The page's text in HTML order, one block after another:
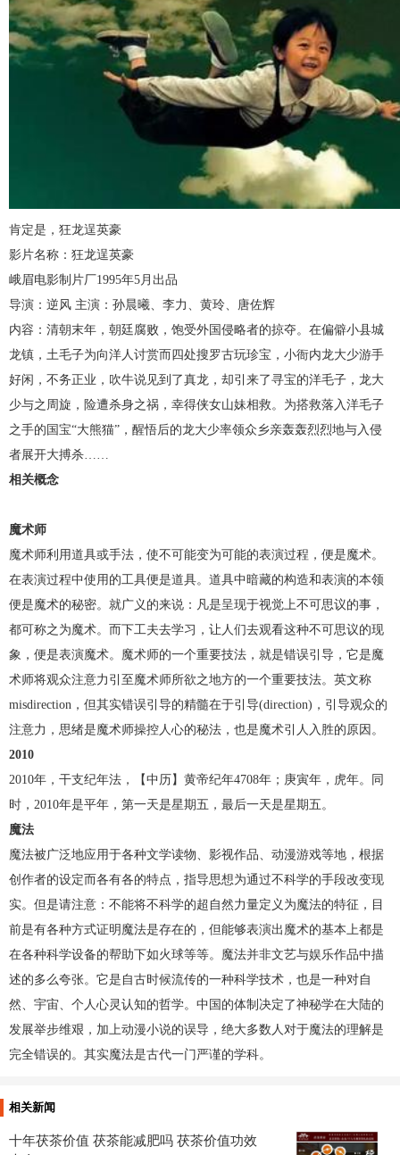
肯定是，狂龙逞英豪
影片名称：狂龙逞英豪
峨眉电影制片厂1995年5月出品
导演：逆风 主演：孙晨曦、李力、黄玲、唐佐辉
内容：清朝末年，朝廷腐败，饱受外国侵略者的掠夺。在偏僻小县城
龙镇，土毛子为向洋人讨赏而四处搜罗古玩珍宝，小衙内龙大少游手
好闲，不务正业，吹牛说见到了真龙，却引来了寻宝的洋毛子，龙大
少与之周旋，险遭杀身之祸，幸得侠女山妹相救。为搭救落入洋毛子
之手的国宝“大熊猫”，醒悟后的龙大少率领众乡亲轰轰烈烈地与入侵
者展开大搏杀……
相关概念
魔术师
魔术师利用道具或手法，使不可能变为可能的表演过程，便是魔术。
在表演过程中使用的工具便是道具。道具中暗藏的构造和表演的本领
便是魔术的秘密。就广义的来说：凡是呈现于视觉上不可思议的事，
都可称之为魔术。而下工夫去学习，让人们去观看这种不可思议的现
象，便是表演魔术。魔术师的一个重要技法，就是错误引导，它是魔
术师将观众注意力引至魔术师所欲之地方的一个重要技法。英文称
misdirection，但其实错误引导的精髓在于引导(direction)，引导观众的
注意力，思绪是魔术师操控人心的秘法，也是魔术引人入胜的原因。
2010
2010年，干支纪年法，【中历】黄帝纪年4708年；庚寅年，虎年。同
时，2010年是平年，第一天是星期五，最后一天是星期五。
魔法
魔法被广泛地应用于各种文学读物、影视作品、动漫游戏等地，根据
创作者的设定而各有各的特点，指导思想为通过不科学的手段改变现
实。但是请注意：不能将不科学的超自然力量定义为魔法的特征，目
前是有各种方式证明魔法是存在的，但能够表演出魔术的基本上都是
在各种科学设备的帮助下如火球等等。魔法并非文艺与娱乐作品中描
述的多么夸张。它是自古时候流传的一种科学技术，也是一种对自
然、宇宙、个人心灵认知的哲学。中国的体制决定了神秘学在大陆的
发展举步维艰，加上动漫小说的误导，绝大多数人对于魔法的理解是
完全错误的。其实魔法是古代一门严谨的学科。
相关新闻
十年茯茶价值 茯茶能减肥吗 茯茶价值功效